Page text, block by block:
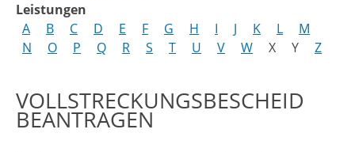
Leistungen
A
B C D E F G H I J K L
M
N
O P Q R S T U V W X Y Z
VOLLSTRECKUNGSBESCHEID
BEANTRAGEN